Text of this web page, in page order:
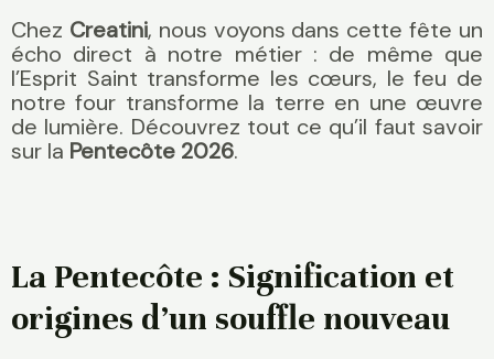
Chez Creatini, nous voyons dans cette fête un
écho direct à notre métier : de même que
l’Esprit Saint transforme les cœurs, le feu de
notre four transforme la terre en une œuvre
de lumière. Découvrez tout ce qu’il faut savoir
sur la Pentecôte 2026.
La Pentecôte : Signification et
origines d’un souffle nouveau